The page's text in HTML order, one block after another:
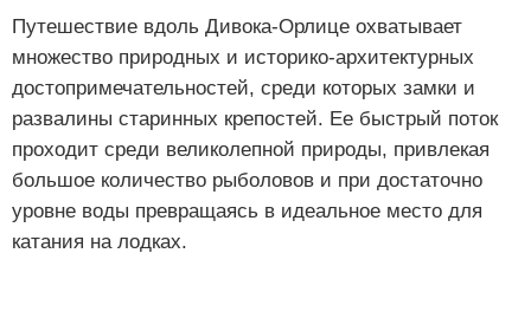
Путешествие вдоль Дивока-Орлице охватывает
множество природных и историко-архитектурных
достопримечательностей, среди которых замки и
развалины старинных крепостей. Ее быстрый поток
проходит среди великолепной природы, привлекая
большое количество рыболовов и при достаточно
уровне воды превращаясь в идеальное место для
катания на лодках.